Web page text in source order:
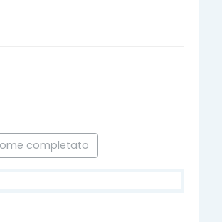
completato